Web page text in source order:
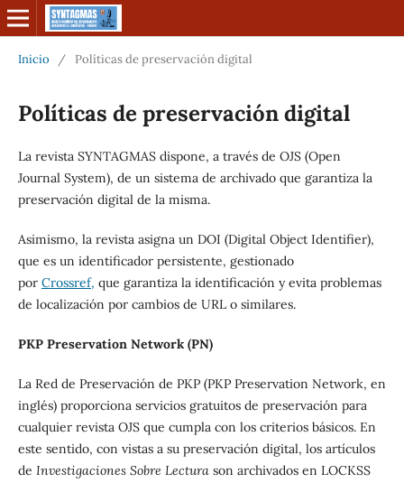
Inicio / Políticas de preservación digital
Políticas de preservación digital
La revista SYNTAGMAS dispone, a través de OJS (Open
Journal System), de un sistema de archivado que garantiza la
preservación digital de la misma.
Asimismo, la revista asigna un DOI (Digital Object Identifier),
que es un identificador persistente, gestionado
por Crossref, que garantiza la identificación y evita problemas
de localización por cambios de URL o similares.
PKP Preservation Network (PN)
La Red de Preservación de PKP (PKP Preservation Network, en
inglés) proporciona servicios gratuitos de preservación para
cualquier revista OJS que cumpla con los criterios básicos. En
este sentido, con vistas a su preservación digital, los artículos
de Investigaciones Sobre Lecturason archivados en LOCKSS